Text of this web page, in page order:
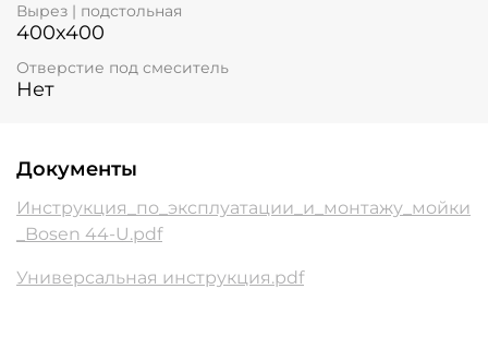
Вырез | подстольная
400x400
Отверстие под смеситель
Нет
Документы
Инструкция_по_эксплуатации_и_монтажу_мойки
_Bosen 44-U.pdf
Универсальная инструкция.pdf